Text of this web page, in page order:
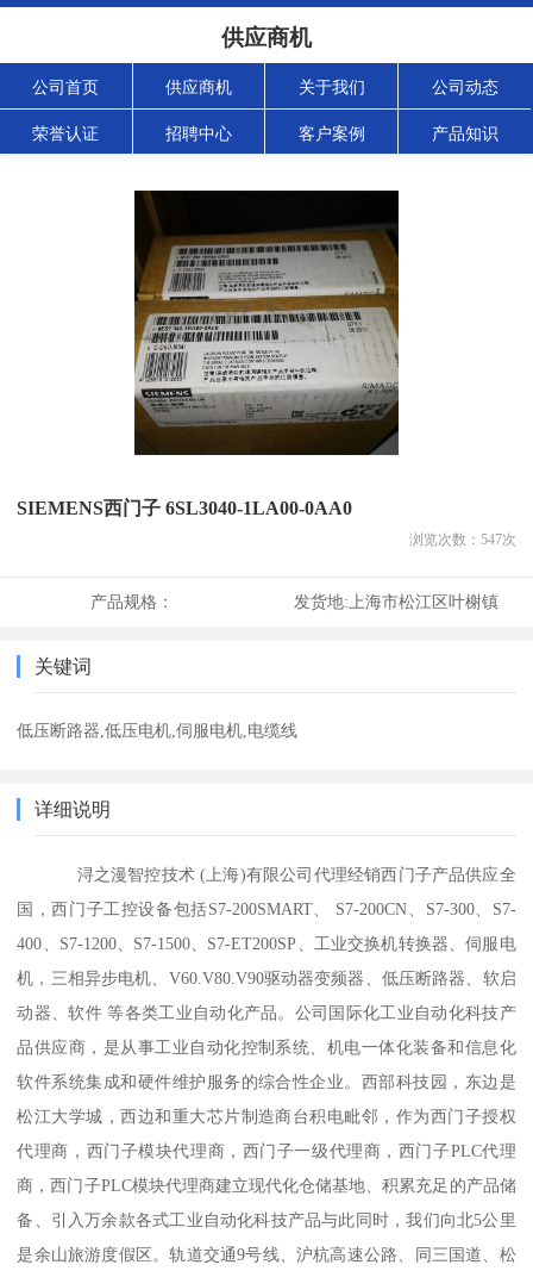
供应商机
公司首页 供应商机 关于我们 公司动态
荣誉认证 招聘中心 客户案例 产品知识
SIEMENS西门子 6SL3040-1LA00-0AA0
浏览次数： 547次
产品规格： 发货地: 上海市松江区叶榭镇
关键词
低压断路器,低压电机,伺服电机,电缆线
详细说明
浔之漫智控技术 (上海)有限公司代理经销西门子产品供应全
国，西门子工控设备包括S7-200SMART、 S7-200CN、S7-300、S7-
400、S7-1200、S7-1500、S7-ET200SP、工业交换机转换器、伺服电
机，三相异步电机、V60.V80.V90驱动器变频器、低压断路器、软启
动器、软件 等各类工业自动化产品。公司国际化工业自动化科技产
品供应商，是从事工业自动化控制系统、机电一体化装备和信息化
软件系统集成和硬件维护服务的综合性企业。西部科技园，东边是
松江大学城，西边和重大芯片制造商台积电毗邻，作为西门子授权
代理商，西门子模块代理商，西门子一级代理商，西门子PLC代理
商，西门子PLC模块代理商建立现代化仓储基地、积累充足的产品储
备、引入万余款各式工业自动化科技产品与此同时，我们向北5公里
是余山旅游度假区。轨道交通9号线、沪杭高速公路、同三国道、松